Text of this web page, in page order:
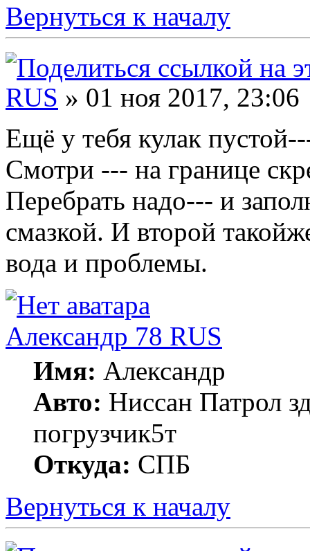
Вернуться к началу
RUS » 01 ноя 2017, 23:06
Ещё у тебя кулак
Смотри --- на границе
Перебрать надо--- и
смазкой. И второй
вода и проблемы.
Александр 78 RUS
Имя: Александр
Авто: Ниссан Патрол
погрузчик5т
Откуда: СПБ
Вернуться к началу